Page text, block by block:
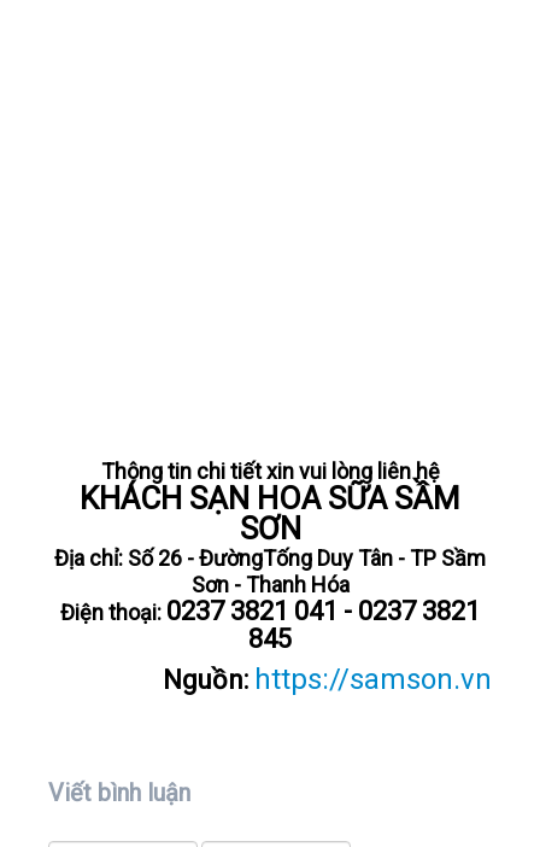
Thông tin chi tiết xin vui lòng liên hệ
KHÁCH SẠN HOA SỮA SẦM
SƠN
Địa chỉ: Số 26 - ĐườngTống Duy Tân - TP Sầm
Sơn - Thanh Hóa
Điện thoại: 0237 3821 041 - 0237 3821
845
Nguồn: https://samson.vn
Viết bình luận